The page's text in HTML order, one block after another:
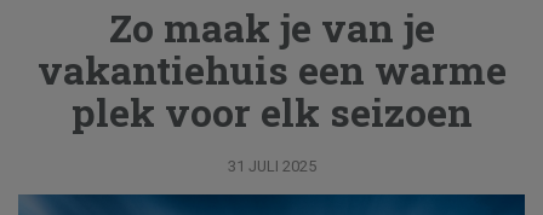
Zo maak je van je
vakantiehuis een warme
plek voor elk seizoen
31 JULI 2025